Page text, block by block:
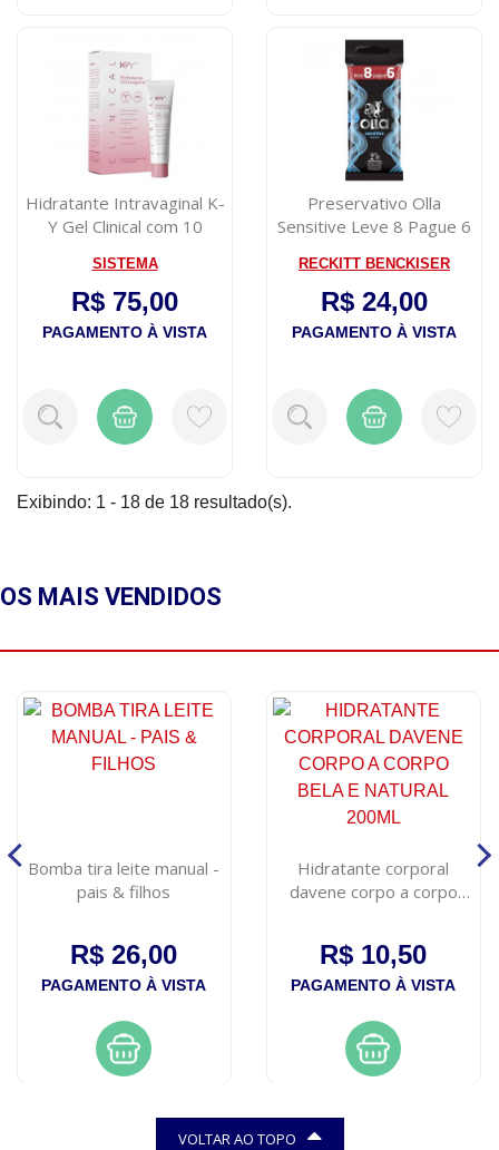
Hidratante Intravaginal K-
Y Gel Clinical com 10
SISTEMA
R$ 75,00
PAGAMENTO À VISTA
Preservativo Olla
Sensitive Leve 8 Pague 6
RECKITT BENCKISER
R$ 24,00
PAGAMENTO À VISTA
Exibindo: 1 - 18 de 18 resultado(s).
OS MAIS VENDIDOS
Bomba tira leite manual -
pais & filhos
R$ 26,00
PAGAMENTO À VISTA
Hidratante corporal
davene corpo a corpo
R$ 10,50
PAGAMENTO À VISTA
VOLTAR AO TOPO